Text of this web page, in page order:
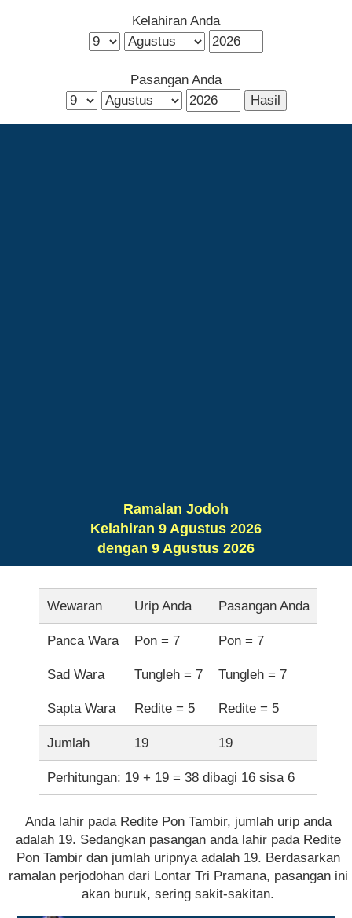
Kelahiran Anda
Pasangan Anda
Ramalan Jodoh
Kelahiran 9 Agustus 2026
dengan 9 Agustus 2026
Wewaran Urip Anda Pasangan Anda
Panca Wara Pon = 7 Pon = 7
Sad Wara Tungleh = 7 Tungleh = 7
Sapta Wara Redite = 5 Redite = 5
Jumlah 19 19
Perhitungan: 19 + 19 = 38 dibagi 16 sisa 6
Anda lahir pada Redite Pon Tambir, jumlah urip anda
adalah 19. Sedangkan pasangan anda lahir pada Redite
Pon Tambir dan jumlah uripnya adalah 19. Berdasarkan
ramalan perjodohan dari Lontar Tri Pramana, pasangan ini
akan buruk, sering sakit-sakitan.